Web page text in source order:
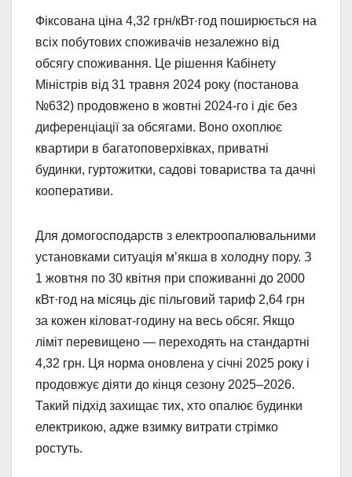
Фіксована ціна 4,32 грн/кВт·год поширюється на
всіх побутових споживачів незалежно від
обсягу споживання. Це рішення Кабінету
Міністрів від 31 травня 2024 року (постанова
№632) продовжено в жовтні 2024-го і діє без
диференціації за обсягами. Воно охоплює
квартири в багатоповерхівках, приватні
будинки, гуртожитки, садові товариства та дачні
кооперативи.
Для домогосподарств з електроопалювальними
установками ситуація м’якша в холодну пору. З
1 жовтня по 30 квітня при споживанні до 2000
кВт·год на місяць діє пільговий тариф 2,64 грн
за кожен кіловат-годину на весь обсяг. Якщо
ліміт перевищено — переходять на стандартні
4,32 грн. Ця норма оновлена у січні 2025 року і
продовжує діяти до кінця сезону 2025–2026.
Такий підхід захищає тих, хто опалює будинки
електрикою, адже взимку витрати стрімко
ростуть.